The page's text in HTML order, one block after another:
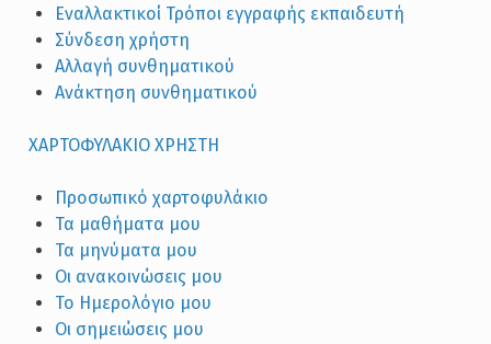
Εναλλακτικοί Τρόποι εγγραφής εκπαιδευτή
Σύνδεση χρήστη
Αλλαγή συνθηματικού
Ανάκτηση συνθηματικού
XΑΡΤΟΦΥΛΑΚΙΟ ΧΡΗΣΤΗ
Προσωπικό χαρτοφυλάκιο
Τα μαθήματα μου
Τα μηνύματα μου
Οι ανακοινώσεις μου
Το Ημερολόγιο μου
Οι σημειώσεις μου